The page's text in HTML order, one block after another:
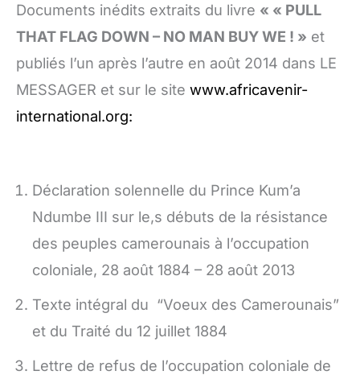
Documents inédits extraits du livre « « PULL
THAT FLAG DOWN – NO MAN BUY WE ! » et
publiés l’un après l’autre en août 2014 dans LE
MESSAGER et sur le site www.africavenir-
international.org:
Déclaration solennelle du Prince Kum’a
Ndumbe III sur le,s débuts de la résistance
des peuples camerounais à l’occupation
coloniale, 28 août 1884 – 28 août 2013
Texte intégral du “Voeux des Camerounais”
et du Traité du 12 juillet 1884
Lettre de refus de l’occupation coloniale de